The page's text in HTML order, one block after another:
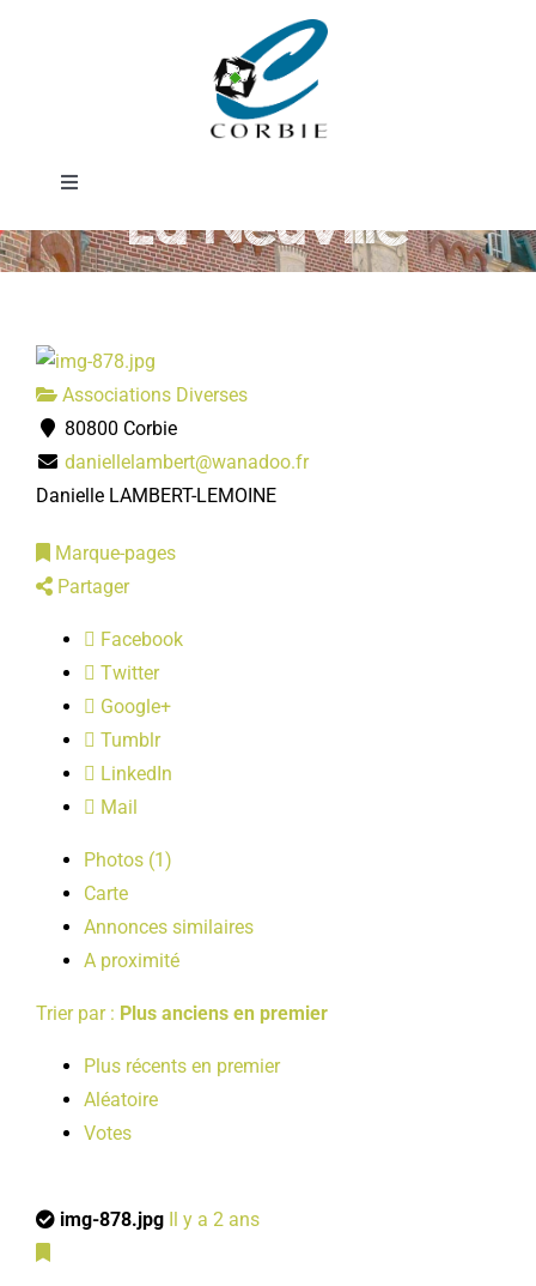
Toggle
Mairie
SERVICES MUNICIPAUX
PRATIQUE
LOISIRS
PUBLICATIONS
Renaissance de
Notre-Dame de
La Neuville
Associations Diverses
80800 Corbie
daniellelambert@wanadoo.fr
Danielle LAMBERT-LEMOINE
Marque-pages
Partager
Facebook
Twitter
Google+
Tumblr
LinkedIn
Mail
Photos (1)
Carte
Annonces similaires
A proximité
Trier par : Plus anciens en premier
Plus récents en premier
Aléatoire
Votes
img-878.jpg Il y a 2 ans